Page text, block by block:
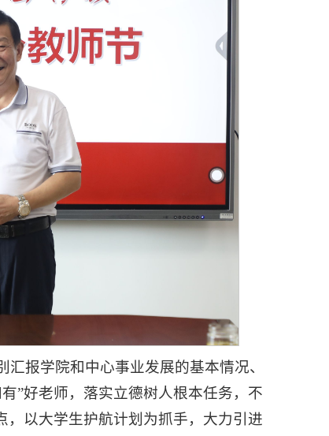
报学院和中心事业发展的基本情况、
”好老师，落实立德树人根本任务，不
，以大学生护航计划为抓手，大力引进